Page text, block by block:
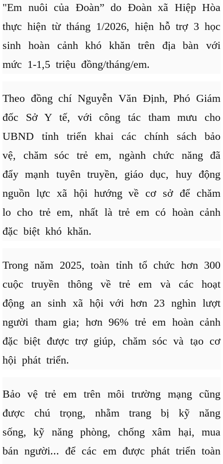
"Em nuôi của Đoàn” do Đoàn xã Hiệp Hòa
thực hiện từ tháng 1/2026, hiện hỗ trợ 3 học
sinh hoàn cảnh khó khăn trên địa bàn với
mức 1-1,5 triệu đồng/tháng/em.
Theo đồng chí Nguyễn Văn Định, Phó Giám
đốc Sở Y tế, với công tác tham mưu cho
UBND tỉnh triển khai các chính sách bảo
vệ, chăm sóc trẻ em, ngành chức năng đã
đẩy mạnh tuyên truyền, giáo dục, huy động
nguồn lực xã hội hướng về cơ sở để chăm
lo cho trẻ em, nhất là trẻ em có hoàn cảnh
đặc biệt khó khăn.
Trong năm 2025, toàn tỉnh tổ chức hơn 300
cuộc truyền thông về trẻ em và các hoạt
động an sinh xã hội với hơn 23 nghìn lượt
người tham gia; hơn 96% trẻ em hoàn cảnh
đặc biệt được trợ giúp, chăm sóc và tạo cơ
hội phát triển.
Bảo vệ trẻ em trên môi trường mạng cũng
được chú trọng, nhằm trang bị kỹ năng
sống, kỹ năng phòng, chống xâm hại, mua
bán người... để các em được phát triển toàn